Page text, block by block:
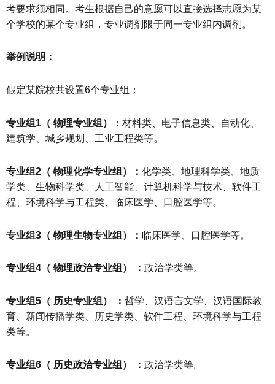
考要求须相同。考生根据自己的意愿可以直接选择志愿为某
个学校的某个专业组，专业调剂限于同一专业组内调剂。
举例说明：
假定某院校共设置6个专业组：
专业组1（ 物理专业组）： 材料类、电子信息类、自动化、
建筑学、城乡规划、工业工程类等。
专业组2（ 物理化学专业组）： 化学类、地理科学类、地质
学类、生物科学类、人工智能、计算机科学与技术、软件工
程、环境科学与工程类、临床医学、口腔医学等。
专业组3（ 物理生物专业组）： 临床医学、口腔医学等。
专业组4（ 物理政治专业组） ： 政治学类等。
专业组5（ 历史专业组） ： 哲学、汉语言文学、汉语国际教
育、新闻传播学类、历史学类、软件工程、环境科学与工程
类等。
专业组6（ 历史政治专业组） ： 政治学类等。